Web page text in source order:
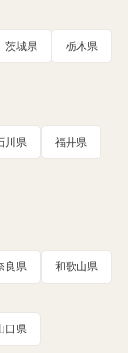
茨城県 栃木県
川県 福井県
良県 和歌山県
口県